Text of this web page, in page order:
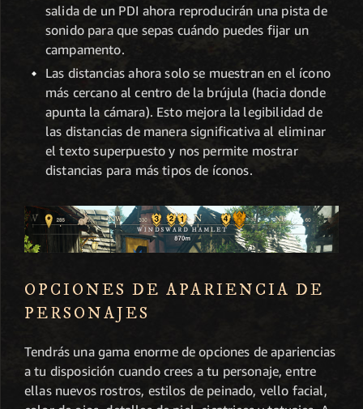
salida de un PDI ahora reproducirán una pista de
sonido para que sepas cuándo puedes fijar un
campamento.
Las distancias ahora solo se muestran en el ícono
más cercano al centro de la brújula (hacia donde
apunta la cámara). Esto mejora la legibilidad de
las distancias de manera significativa al eliminar
el texto superpuesto y nos permite mostrar
distancias para más tipos de íconos.
OPCIONES DE APARIENCIA DE
PERSONAJES
Tendrás una gama enorme de opciones de apariencias
a tu disposición cuando crees a tu personaje, entre
ellas nuevos rostros, estilos de peinado, vello facial,